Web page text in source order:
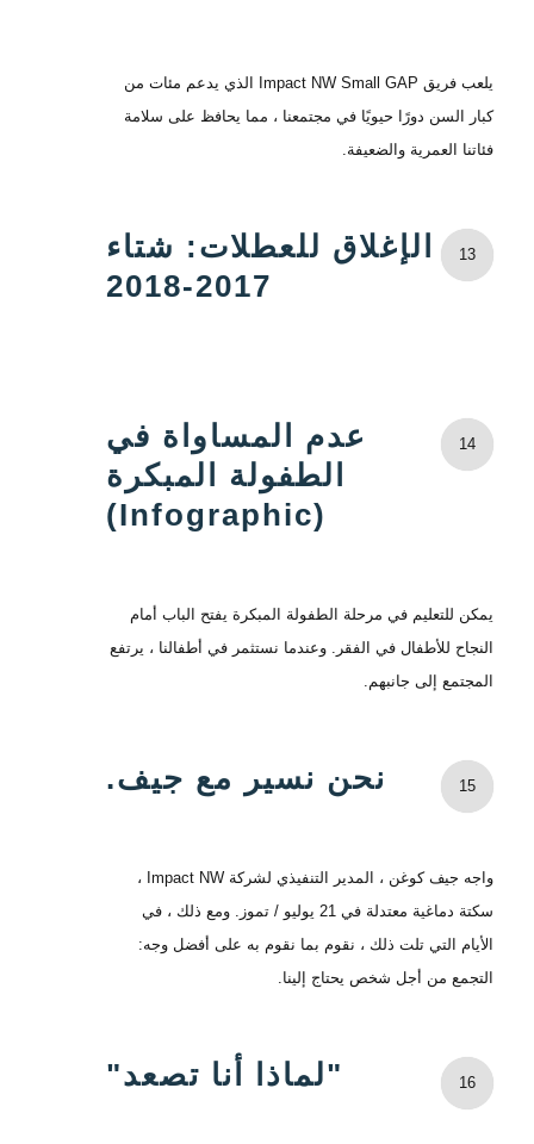
يلعب فريق Impact NW Small GAP الذي يدعم مئات من
كبار السن دورًا حيويًا في مجتمعنا ، مما يحافظ على سلامة
فئاتنا العمرية والضعيفة.
13
الإغلاق للعطلات: شتاء
2017-2018
14
عدم المساواة في
الطفولة المبكرة
(Infographic)
يمكن للتعليم في مرحلة الطفولة المبكرة يفتح الباب أمام
النجاح للأطفال في الفقر. وعندما نستثمر في أطفالنا ، يرتفع
المجتمع إلى جانبهم.
15 نحن نسير مع جيف.
واجه جيف كوغن ، المدير التنفيذي لشركة Impact NW ،
سكتة دماغية معتدلة في 21 يوليو / تموز. ومع ذلك ، في
الأيام التي تلت ذلك ، نقوم بما نقوم به على أفضل وجه:
التجمع من أجل شخص يحتاج إلينا.
16 "لماذا أنا تصعد"